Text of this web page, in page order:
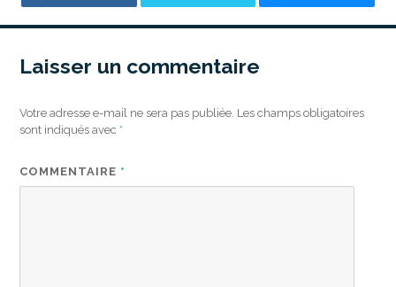
Laisser un commentaire
Votre adresse e-mail ne sera pas publiée. Les champs obligatoires
sont indiqués avec *
COMMENTAIRE *